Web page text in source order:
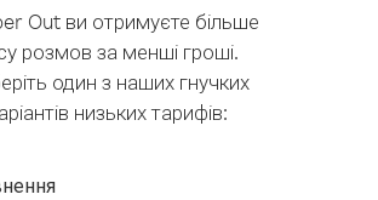
Out ви отримуєте більше
розмов за менші гроші.
один з наших гнучких
низьких тарифів: